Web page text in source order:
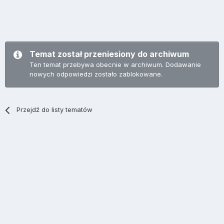
Temat został przeniesiony do archiwum
Ten temat przebywa obecnie w archiwum. Dodawanie
nowych odpowiedzi zostało zablokowane.
Przejdź do listy tematów